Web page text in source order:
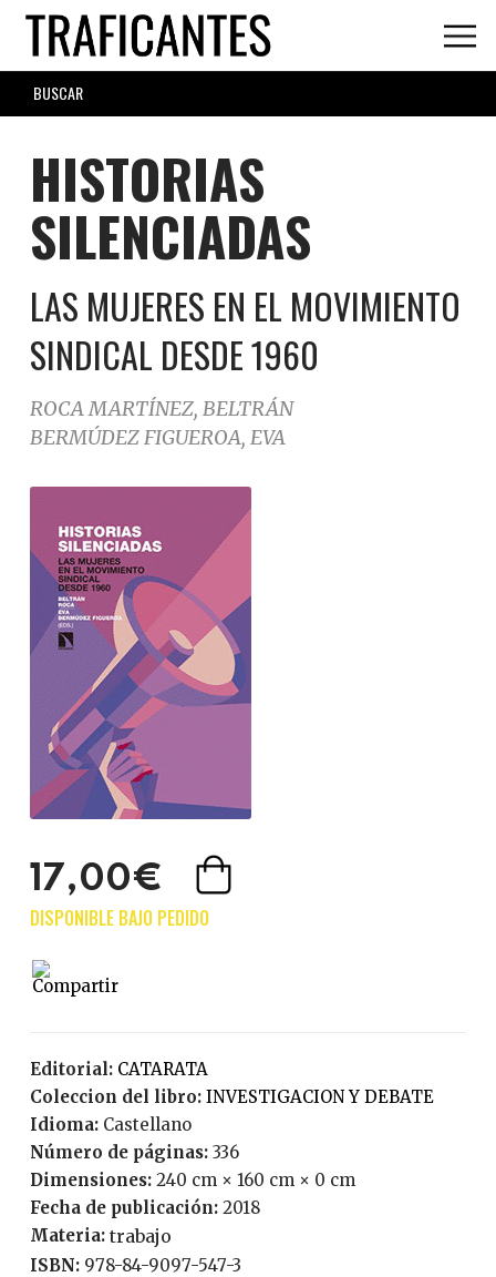
Skip
main
content
SEARCH
FORM
HISTORIAS
SILENCIADAS
LAS MUJERES EN EL MOVIMIENTO
SINDICAL DESDE 1960
ROCA MARTÍNEZ, BELTRÁN
BERMÚDEZ FIGUEROA, EVA
17,00€
Editorial:
CATARATA
Coleccion del libro: INVESTIGACION Y DEBATE
Idioma:
Castellano
Número de páginas: 336
Dimensiones: 240 cm × 160 cm × 0 cm
Fecha de publicación:
2018
Materia: trabajo
ISBN: 978-84-9097-547-3